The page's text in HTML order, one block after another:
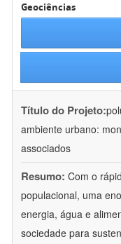
Geociências
Título do Projeto:
ambiente urbano:
associados
Resumo: Com o
populacional, uma
energia, água e
sociedade para